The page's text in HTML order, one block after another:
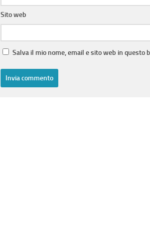
Sito web
Salva il mio nome, email e sito web in